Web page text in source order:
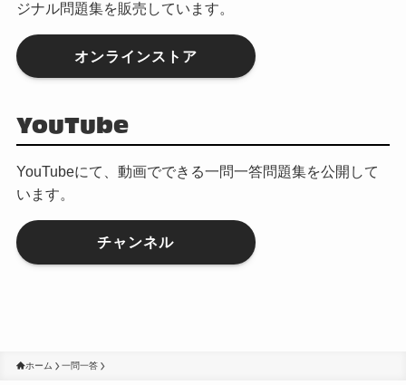
ジナル問題集を販売しています。
オンラインストア
YouTube
YouTubeにて、動画でできる一問一答問題集を公開して
います。
チャンネル
ホーム 一問一答